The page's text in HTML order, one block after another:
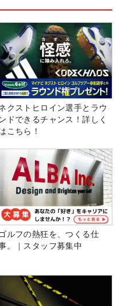
クストヒロイン選手とラウ
ンドできるチャンス！詳しく
こちら！
ルフの熱狂を、つくる仕
。｜スタッフ募集中